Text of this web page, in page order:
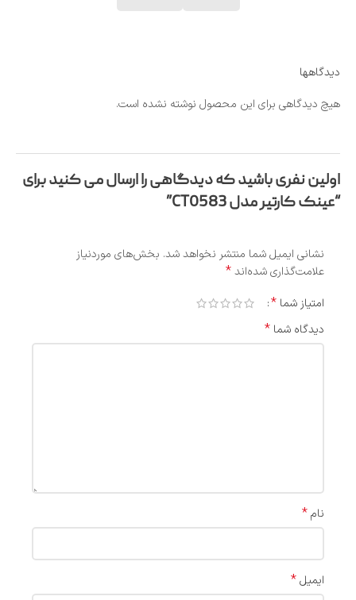
دیدگاهها
هیچ دیدگاهی برای این محصول نوشته نشده است.
اولین نفری باشید که دیدگاهی را ارسال می کنید برای
“عینک کارتیر مدل CT0583”
نشانی ایمیل شما منتشر نخواهد شد. بخش‌های موردنیاز
علامت‌گذاری شده‌اند*
امتیاز شما *
دیدگاه شما *
نام*
ایمیل*